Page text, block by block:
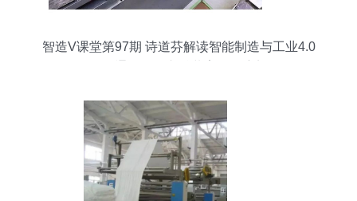
智造V课堂第97期 诗道芬解读智能制造与工业4.0